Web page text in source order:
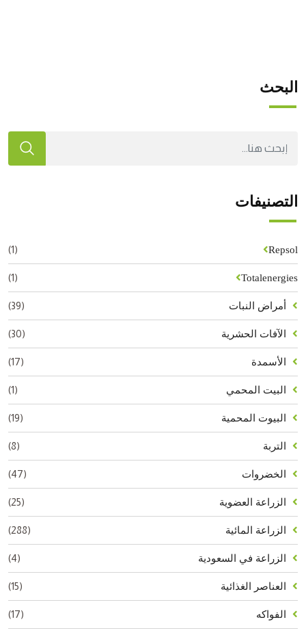
البحث
التصنيفات
Repsol
(1)
Totalenergies
(1)
أمراض النبات (39)
الآفات الحشرية (30)
الأسمدة (17)
البيت المحمي (1)
البيوت المحمية (19)
التربة (8)
الخضروات (47)
الزراعة العضوية (25)
الزراعة المائية (288)
الزراعة في السعودية (4)
العناصر الغذائية (15)
الفواكه (17)